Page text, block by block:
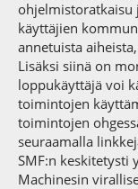
ohjelmistoratkaisu
käyttäjien
annetuista
Lisäksi siinä on
loppukäyttäjä voi
toimintojen
toimintojen
seuraamalla
SMF:n keskitetysti
Machinesin